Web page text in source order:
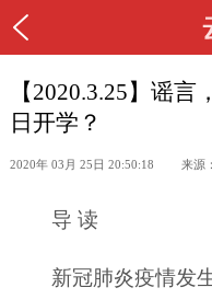
【2020.3.25】谣
日开学？
2020年 03月 25日 20:50:18 来源
导 读
新冠肺炎疫情发